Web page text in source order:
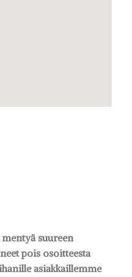
suureen
pois osoitteesta
asiakkaillemme